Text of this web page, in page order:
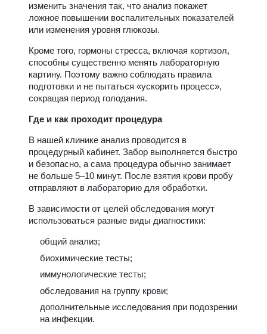
изменить значения так, что анализ покажет
ложное повышении воспалительных показателей
или изменения уровня глюкозы.
Кроме того, гормоны стресса, включая кортизол,
способны существенно менять лабораторную
картину. Поэтому важно соблюдать правила
подготовки и не пытаться «ускорить процесс»,
сокращая период голодания.
Где и как проходит процедура
В нашей клинике анализ проводится в
процедурный кабинет. Забор выполняется быстро
и безопасно, а сама процедура обычно занимает
не больше 5–10 минут. После взятия крови пробу
отправляют в лабораторию для обработки.
В зависимости от целей обследования могут
использоваться разные виды диагностики:
общий анализ;
биохимические тесты;
иммунологические тесты;
обследования на группу крови;
дополнительные исследования при подозрении
на инфекции.